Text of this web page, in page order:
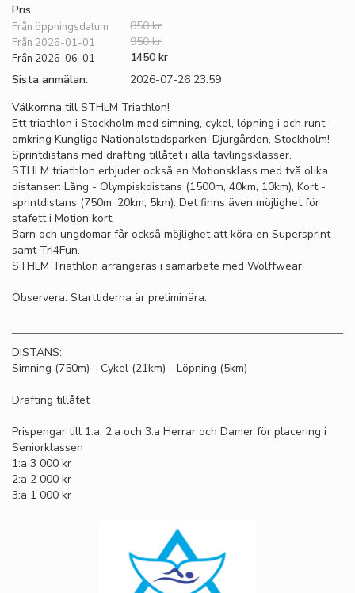
Pris
Från öppningsdatum 850 kr
Från 2026-01-01 950 kr
Från 2026-06-01
1450 kr
Sista anmälan:
2026-07-26 23:59
Välkomna till STHLM Triathlon!
Ett triathlon i Stockholm med simning, cykel, löpning i och runt
omkring Kungliga Nationalstadsparken, Djurgården, Stockholm!
Sprintdistans med drafting tillåtet i alla tävlingsklasser.
STHLM triathlon erbjuder också en Motionsklass med två olika
distanser: Lång - Olympiskdistans (1500m, 40km, 10km), Kort -
sprintdistans (750m, 20km, 5km). Det finns även möjlighet för
stafett i Motion kort.
Barn och ungdomar får också möjlighet att köra en Supersprint
samt Tri4Fun.
STHLM Triathlon arrangeras i samarbete med Wolffwear.
Observera: Starttiderna är preliminära.
DISTANS:
Simning (750m) - Cykel (21km) - Löpning (5km)
Drafting tillåtet
Prispengar till 1:a, 2:a och 3:a Herrar och Damer för placering i
Seniorklassen
1:a 3 000 kr
2:a 2 000 kr
3:a 1 000 kr